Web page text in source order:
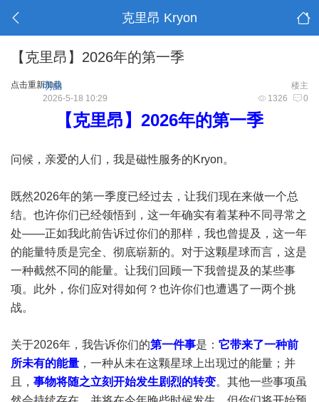
克里昂 Kryon
【克里昂】2026年的第一季
点击重新加载 楼主
明曲
1326 0
2026-5-18 10:29
【克里昂】2026年的第一季
问候，亲爱的人们，我是磁性服务的Kryon。
既然2026年的第一季度已经过去，让我们现在来做一个总
结。也许你们已经领悟到，这一年确实有着某种不同寻常之
处——正如我此前告诉过你们的那样，我也曾提及，这一年
的能量特质是完全、彻底崭新的。对于这颗星球而言，这是
一种截然不同的能量。让我们回顾一下我曾提及的某些事
项。此外，你们应对得如何？也许你们也遭遇了一两个挑
战。
关于2026年，我告诉你们的第一件事是： 它带来了一种前
所未有的能量 ，一种从未在这颗星球上出现过的能量；并
且， 事物将随之立刻开始发生剧烈的转变。其他一些事项虽